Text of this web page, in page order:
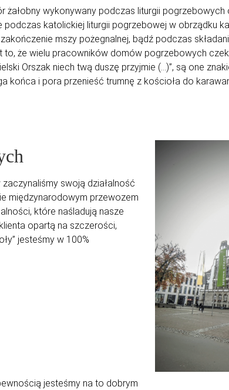
żałobny wykonywany podczas liturgii pogrzebowych
podczas katolickiej liturgii pogrzebowej w obrządku
mszy pożegnalnej, bądź podczas
to, że wielu pracowników domów pogrzebowych
Orszak niech twą duszę przyjmie (…)”, są one
końca i pora przenieść trumnę z kościoła do
swoją działalność
międzynarodowym przewozem
które naśladują nasze
opartą na szczerości,
jesteśmy w 100%
jesteśmy na to dobrym